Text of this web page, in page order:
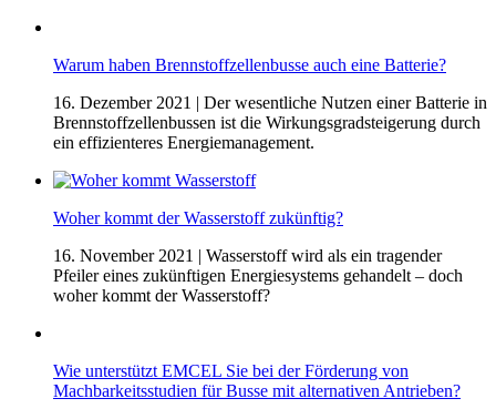
Warum haben Brennstoffzellenbusse auch eine Batterie?
16. Dezember 2021 | Der wesentliche Nutzen einer Batterie in
Brennstoffzellenbussen ist die Wirkungsgradsteigerung durch
ein effizienteres Energiemanagement.
Woher kommt der Wasserstoff zukünftig?
16. November 2021 | Wasserstoff wird als ein tragender
Pfeiler eines zukünftigen Energiesystems gehandelt – doch
woher kommt der Wasserstoff?
Wie unterstützt EMCEL Sie bei der Förderung von
Machbarkeitsstudien für Busse mit alternativen Antrieben?